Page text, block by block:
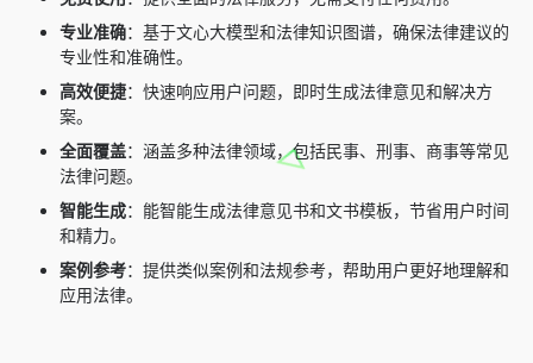
专业准确：基于文心大模型和法律知识图谱，确保法律建议的
专业性和准确性。
高效便捷：快速响应用户问题，即时生成法律意见和解决方
案。
全面覆盖：涵盖多种法律领域，包括民事、刑事、商事等常见
法律问题。
智能生成：能智能生成法律意见书和文书模板，节省用户时间
和精力。
案例参考：提供类似案例和法规参考，帮助用户更好地理解和
应用法律。